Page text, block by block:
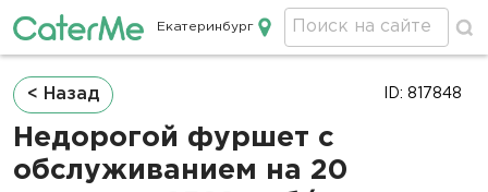
Кейтеринг в Екатеринбурге
Екатеринбург
Строка
навигации
< Назад
Недорогой фуршет с
обслуживанием на 20
ID: 817848